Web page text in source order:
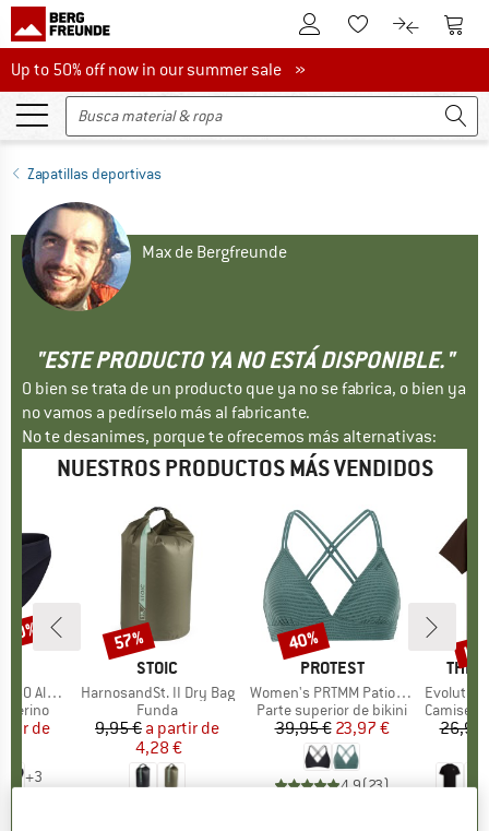
A la cuenta de cliente
A la lista de
A la A la
Up to 50% off now in our summer sale
Up to 50% off now in our summer sale »
Zapatillas deportivas
Max de Bergfreunde
"ESTE PRODUCTO YA NO ESTÁ DISPONIBLE."
O bien se trata de un producto que ya no se fabrica, o bien ya
no vamos a pedírselo más al fabricante.
No te desanimes, porque te ofrecemos más alternativas:
NUESTROS PRODUCTOS MÁS VENDIDOS
Brief
merino
reducido
de
+3
MARCA
STOIC
Artículo
HarnosandSt. II Dry Bag
Product group
Funda
Precio
9,95 € Precio reducido
a partir de
4,28 €
Descuento
57%
MARCA
PROTEST
Artículo
Women's PRTMM Patio Triangle
Product group
Parte superior de bikini
Precio
39,95 €Precio reducido
23,97 €
4,9(23)
Descuento
40%
THE
Artículo
Evolution
Product
Camiseta
26,95